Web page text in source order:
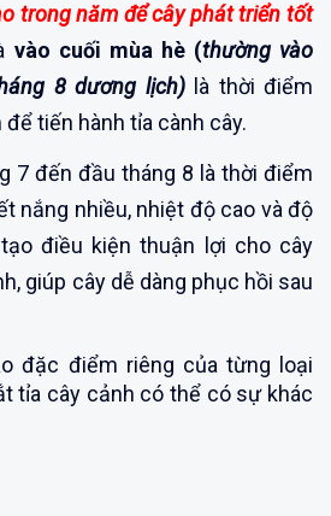
trong năm để cây phát triển tốt
vào cuối mùa hè (thường vào
8 dương lịch)là thời điểm
tiến hành tỉa cành cây.
7 đến đầu tháng 8 là thời điểm
nắng nhiều, nhiệt độ cao và độ
điều kiện thuận lợi cho cây
giúp cây dễ dàng phục hồi sau
đặc điểm riêng của từng loại
tỉa cây cảnh có thể có sự khác